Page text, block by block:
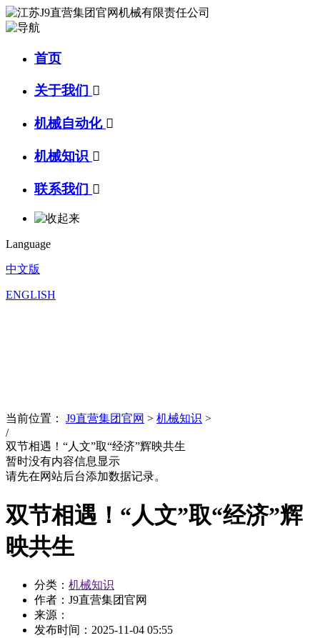
首页
关于我们 
机械自动化 
机械知识 
联系我们 
Language
中文版
ENGLISH
当前位置： J9直营集团官网 > 机械知识 >
/
双节相遇！“人文”取“经济”辉映共生
暂时没有内容信息显示
请先在网站后台添加数据记录。
双节相遇！“人文”取“经济”辉
映共生
分类： 机械知识
作者：J9直营集团官网
来源：
发布时间： 2025-11-04 05:55